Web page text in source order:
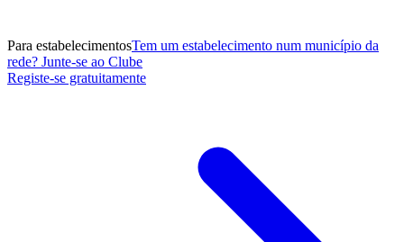
Para estabelecimentosTem um estabelecimento num município da
rede? Junte-se ao Clube
Registe-se gratuitamente